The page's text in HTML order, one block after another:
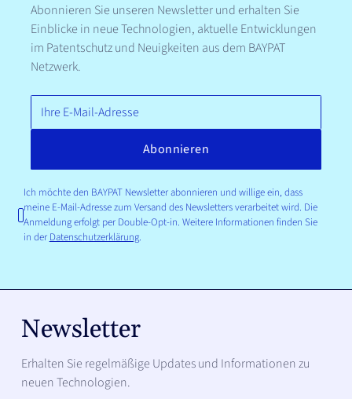
Abonnieren Sie unseren Newsletter und erhalten Sie
Einblicke in neue Technologien, aktuelle Entwicklungen
im Patentschutz und Neuigkeiten aus dem BAYPAT
Netzwerk.
Ich möchte den BAYPAT Newsletter abonnieren und willige ein, dass
meine E-Mail-Adresse zum Versand des Newsletters verarbeitet wird. Die
Anmeldung erfolgt per Double-Opt-in. Weitere Informationen finden Sie
in der Datenschutzerklärung.
Newsletter
Erhalten Sie regelmäßige Updates und Informationen zu
neuen Technologien.